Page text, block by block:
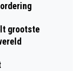
grootste